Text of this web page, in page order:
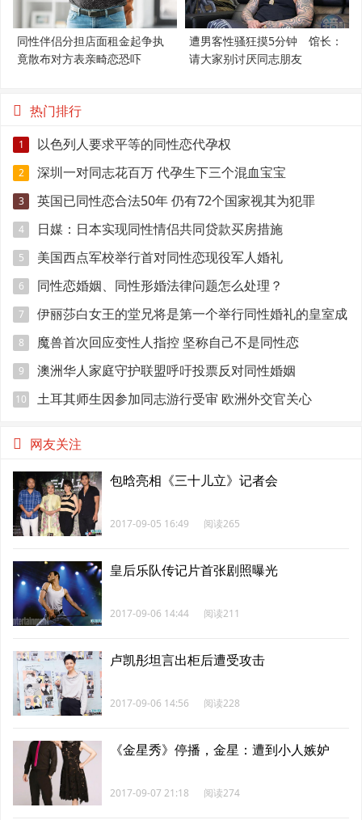
同性伴侣分担店面租金起争执
竟散布对方表亲畸恋恐吓
遭男客性骚狂摸5分钟 馆长：
请大家别讨厌同志朋友
热门排行
1 以色列人要求平等的同性恋代孕权
2 深圳一对同志花百万 代孕生下三个混血宝宝
3 英国已同性恋合法50年 仍有72个国家视其为犯罪
4 日媒：日本实现同性情侣共同贷款买房措施
5 美国西点军校举行首对同性恋现役军人婚礼
6 同性恋婚姻、同性形婚法律问题怎么处理？
7
伊丽莎白女王的堂兄将是第一个举行同性婚礼的皇室成
员
8 魔兽首次回应变性人指控 坚称自己不是同性恋
9 澳洲华人家庭守护联盟呼吁投票反对同性婚姻
10 土耳其师生因参加同志游行受审 欧洲外交官关心
网友关注
包晗亮相《三十儿立》记者会
2017-09-05 16:49 阅读265
皇后乐队传记片首张剧照曝光
2017-09-06 14:44 阅读211
卢凯彤坦言出柜后遭受攻击
2017-09-06 14:56 阅读228
《金星秀》停播，金星：遭到小人嫉妒
2017-09-07 21:18 阅读274